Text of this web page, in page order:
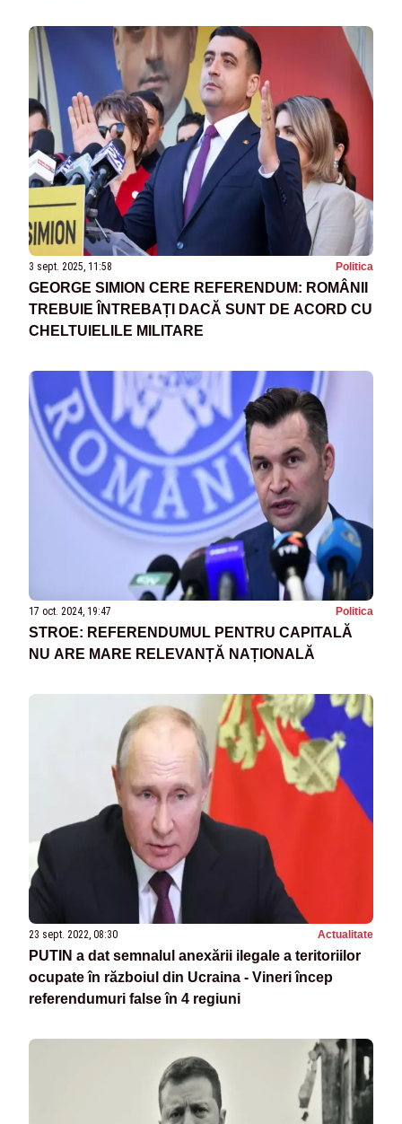
3 sept. 2025, 11:58 Politica
GEORGE SIMION CERE REFERENDUM: ROMÂNII
TREBUIE ÎNTREBAȚI DACĂ SUNT DE ACORD CU
CHELTUIELILE MILITARE
17 oct. 2024, 19:47 Politica
STROE: REFERENDUMUL PENTRU CAPITALĂ
NU ARE MARE RELEVANȚĂ NAȚIONALĂ
23 sept. 2022, 08:30 Actualitate
PUTIN a dat semnalul anexării ilegale a teritoriilor
ocupate în războiul din Ucraina - Vineri încep
referendumuri false în 4 regiuni